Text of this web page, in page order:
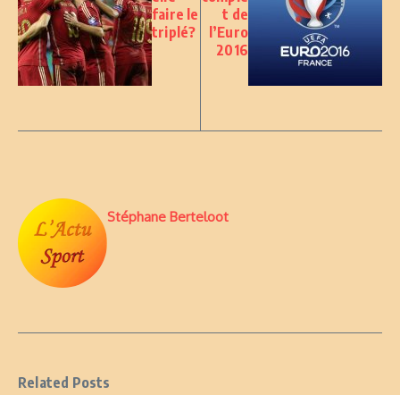
faire le
triplé?
t de
l’Euro
2016
Stéphane Berteloot
Related Posts